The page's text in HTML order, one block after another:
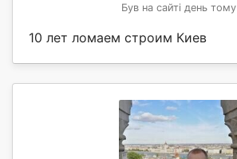
Був на сайті день тому
10 лет ломаем строим Киев